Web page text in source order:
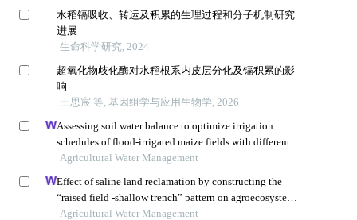
水稻镉吸收、转运及积累的生理过程和分子机制研究
进展
生命科学研究, 2024
超氧化物歧化酶对水稻根系内皮层分化及镉积累的影
响
王思宸 等, 基因组学与应用生物学, 2026
Assessing soil water balance to optimize irrigation
schedules of flood-irrigated maize fields with different
cultivation histories in the arid region
Agricultural Water Management
Effect of saline land reclamation by constructing the
“raised field -shallow trench” pattern on agroecosystems
in yellow river delta
Agricultural Water Management